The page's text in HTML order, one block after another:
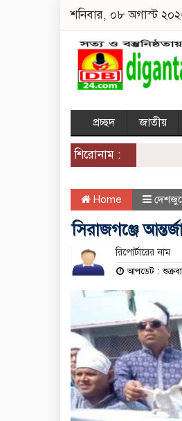
শনিবার, ০৮ অগাস্ট
প্রচ্ছদ জাতীয়
শিরোনাম :
Home
সিরাজগঞ্জে
রিপোর্টারের নাম
আপডেট :